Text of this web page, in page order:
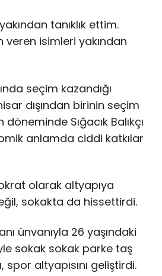
tanıklık ettim.
isimleri yakından
seçim kazandığı
dışından birinin seçim
Sığacık Balıkçı
anlamda ciddi katkılar
olarak altyapıya
sokakta da hissettirdi.
ünvanıyla 26 yaşındaki
sokak sokak parke taş
altyapısını geliştirdi.